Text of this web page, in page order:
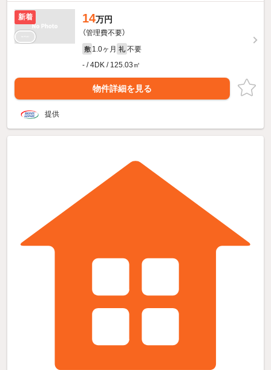
新着 14万円
（管理費不要）
敷 1.0ヶ月 礼 不要
- / 4DK / 125.03㎡
物件詳細を見る
提供